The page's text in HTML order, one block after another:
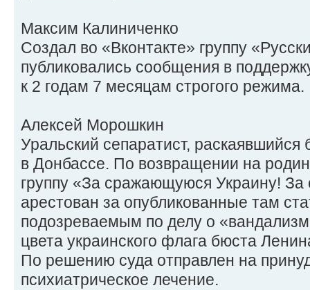
Максим Калиниченко
Создал во «Вконтакте» группу
публиковались сообщения в
к 2 годам 7 месяцам строгого режима.
Алексей Морошкин
Уральский сепаратист, раскаявшийся
в Донбассе. По возвращении на
группу «За сражающуюся Украину!
арестован за опубликованные там
подозреваемым по делу о
цвета украинского флага бюста
По решению суда отправлен на
психиатрическое лечение.